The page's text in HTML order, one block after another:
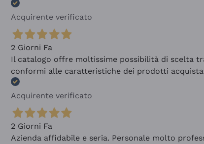
Acquirente verificato
2 Giorni Fa
Il catalogo offre moltissime possibilità di scelta
conformi alle caratteristiche dei prodotti
Acquirente verificato
2 Giorni Fa
Azienda affidabile e seria. Personale molto